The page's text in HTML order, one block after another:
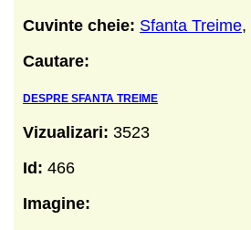
Cuvinte cheie: Sfanta Treime,
Cautare:
DESPRE SFANTA TREIME
Vizualizari: 3523
Id: 466
Imagine: